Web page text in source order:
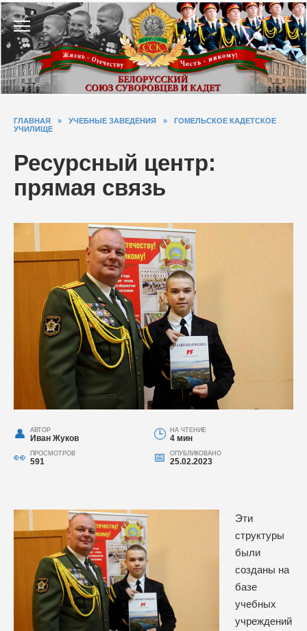
Перейти
к
содержанию
ГЛАВНАЯ » УЧЕБНЫЕ ЗАВЕДЕНИЯ »
ГОМЕЛЬСКОЕ КАДЕТСКОЕ
УЧИЛИЩЕ
Ресурсный центр:
прямая связь
АВТОР
Иван Жуков
НА ЧТЕНИЕ
4 мин
ПРОСМОТРОВ
591
ОПУБЛИКОВАНО
25.02.2023
Эти
структуры
были
созданы на
базе
учебных
учреждений